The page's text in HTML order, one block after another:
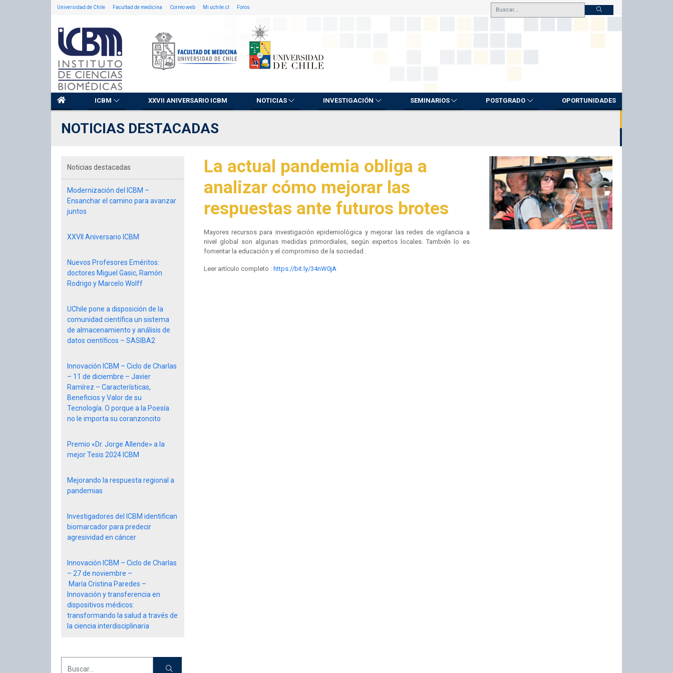
Universidad de Chile Facultad de medicina Correo web Mi uchile.cl Foros
ICBM XXVII ANIVERSARIO ICBM NOTICIAS INVESTIGACIÓN SEMINARIOS POSTGRADO OPORTUNIDADES
NOTICIAS DESTACADAS
La actual pandemia obliga a
analizar cómo mejorar las
respuestas ante futuros brotes
Mayores recursos para investigación epidemiológica y mejorar las redes de vigilancia a
nivel global son algunas medidas primordiales, según expertos locales. También lo es
fomentar la educación y el compromiso de la sociedad .
Leer artículo completo : https://bit.ly/34nW0jA
Noticias destacadas
Modernización del ICBM –
Ensanchar el camino para avanzar
juntos
XXVII Aniversario ICBM
Nuevos Profesores Eméritos:
doctores Miguel Gasic, Ramón
Rodrigo y Marcelo Wolff
UChile pone a disposición de la
comunidad científica un sistema
de almacenamiento y análisis de
datos científicos – SASIBA2
Innovación ICBM – Ciclo de Charlas
– 11 de diciembre – Javier
Ramírez – Características,
Beneficios y Valor de su
Tecnología. O porque a la Poesía
no le importa su coranzoncito
Premio «Dr. Jorge Allende» a la
mejor Tesis 2024 ICBM
Mejorando la respuesta regional a
pandemias
Investigadores del ICBM identifican
biomarcador para predecir
agresividad en cáncer
Innovación ICBM – Ciclo de Charlas
– 27 de noviembre –
María Cristina Paredes –
Innovación y transferencia en
dispositivos médicos:
transformando la salud a través de
la ciencia interdisciplinaria